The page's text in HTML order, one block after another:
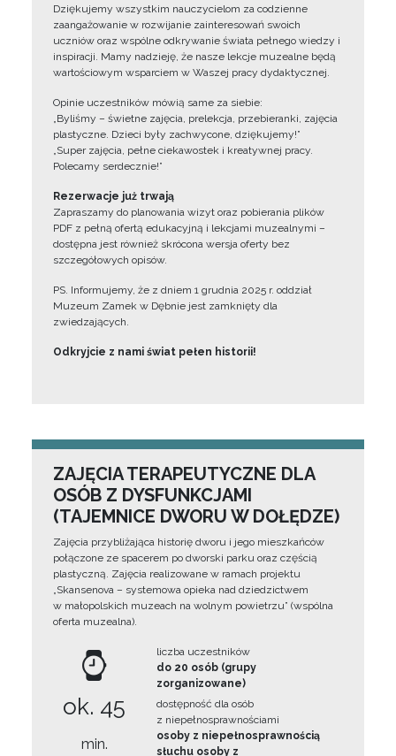
Dziękujemy wszystkim nauczycielom za codzienne
zaangażowanie w rozwijanie zainteresowań swoich
uczniów oraz wspólne odkrywanie świata pełnego wiedzy i
inspiracji. Mamy nadzieję, że nasze lekcje muzealne będą
wartościowym wsparciem w Waszej pracy dydaktycznej.
Opinie uczestników mówią same za siebie:
„Byliśmy – świetne zajęcia, prelekcja, przebieranki, zajęcia
plastyczne. Dzieci były zachwycone, dziękujemy!”
„Super zajęcia, pełne ciekawostek i kreatywnej pracy.
Polecamy serdecznie!”
Rezerwacje już trwają
Zapraszamy do planowania wizyt oraz pobierania plików
PDF z pełną ofertą edukacyjną i lekcjami muzealnymi –
dostępna jest również skrócona wersja oferty bez
szczegółowych opisów.
PS. Informujemy, że z dniem 1 grudnia 2025 r. oddział
Muzeum Zamek w Dębnie jest zamknięty dla
zwiedzających.
Odkryjcie z nami świat pełen historii!
ZAJĘCIA TERAPEUTYCZNE DLA
OSÓB Z DYSFUNKCJAMI
(TAJEMNICE DWORU W DOŁĘDZE)
Zajęcia przybliżająca historię dworu i jego mieszkańców
połączone ze spacerem po dworski parku oraz częścią
plastyczną. Zajęcia realizowane w ramach projektu
„Skansenova – systemowa opieka nad dziedzictwem
w małopolskich muzeach na wolnym powietrzu” (wspólna
oferta muzealna).
ok. 45
min.
liczba uczestników
do 20 osób (grupy
zorganizowane)
dostępność dla osób
z niepełnosprawnościami
osoby z niepełnosprawnością
słuchu osoby z